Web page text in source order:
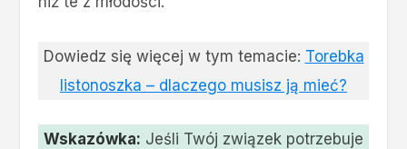
Dowiedz się więcej w tym temacie: Torebka
listonoszka – dlaczego musisz ją mieć?
Wskazówka: Jeśli Twój związek potrzebuje